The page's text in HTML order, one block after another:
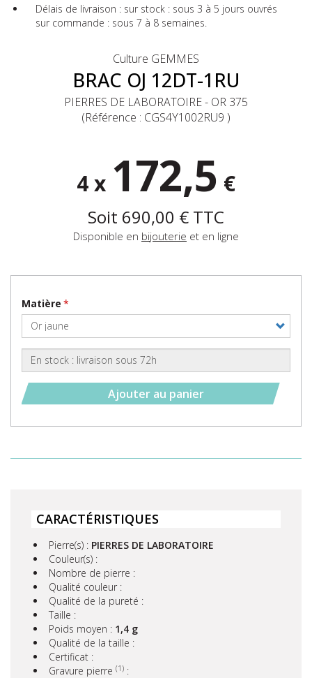
Délais de livraison : sur stock : sous 3 à 5 jours ouvrés
sur commande : sous 7 à 8 semaines.
Culture GEMMES
BRAC OJ 12DT-1RU
PIERRES DE LABORATOIRE - OR 375
(Référence : CGS4Y1002RU9 )
4 x 172,5 €
Soit 690,00 € TTC
Disponible en bijouterie et en ligne
Matière
Ajouter au panier
CARACTÉRISTIQUES
Pierre(s) : PIERRES DE LABORATOIRE
Couleur(s) :
Nombre de pierre :
Qualité couleur :
Qualité de la pureté :
Taille :
Poids moyen : 1,4 g
Qualité de la taille :
Certificat :
Gravure pierre (1) :